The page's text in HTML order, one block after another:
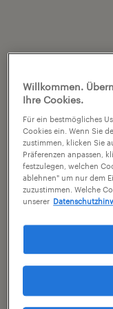
Willkommen.
Ihre Cookies.
Für ein bestmögliches
Cookies ein. Wenn Sie
zustimmen, klicken Sie
Präferenzen anpassen,
festzulegen, welchen
ablehnen" um nur dem
zuzustimmen. Welche
unserer